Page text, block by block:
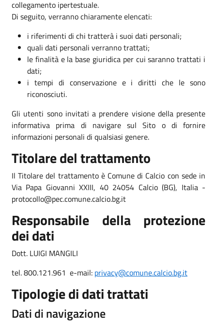
collegamento ipertestuale.
Di seguito, verranno chiaramente elencati:
i riferimenti di chi tratterà i suoi dati personali;
quali dati personali verranno trattati;
le finalità e la base giuridica per cui saranno trattati i
dati;
i tempi di conservazione e i diritti che le sono
riconosciuti.
Gli utenti sono invitati a prendere visione della presente
informativa prima di navigare sul Sito o di fornire
informazioni personali di qualsiasi genere.
Titolare del trattamento
Il Titolare del trattamento è Comune di Calcio con sede in
Via Papa Giovanni XXIII, 40 24054 Calcio (BG), Italia -
protocollo@pec.comune.calcio.bg.it
Responsabile della protezione
dei dati
Dott. LUIGI MANGILI
tel. 800.121.961 e-mail: privacy@comune.calcio.bg.it
Tipologie di dati trattati
Dati di navigazione